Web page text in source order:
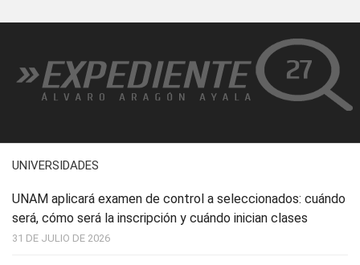
UNIVERSIDADES
UNAM aplicará examen de control a seleccionados: cuándo
será, cómo será la inscripción y cuándo inician clases
31 DE JULIO DE 2026